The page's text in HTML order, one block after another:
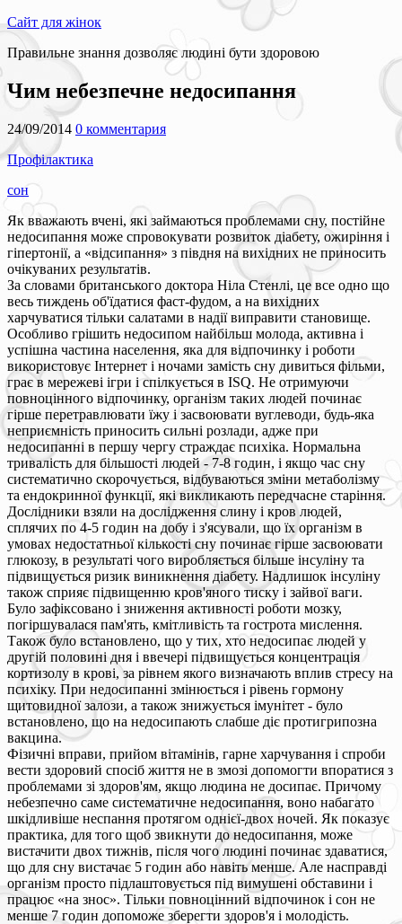
Сайт для жінок
Правильне знання дозволяє людині бути здоровою
Чим небезпечне недосипання
24/09/2014 0 комментария
Профілактика
сон
Як вважають вчені, які займаються проблемами сну, постійне
недосипання може спровокувати розвиток діабету, ожиріння і
гіпертонії, а «відсипання» з півдня на вихідних не приносить
очікуваних результатів.
За словами британського доктора Ніла Стенлі, це все одно що
весь тиждень об'їдатися фаст-фудом, а на вихідних
харчуватися тільки салатами в надії виправити становище.
Особливо грішить недосипом найбільш молода, активна і
успішна частина населення, яка для відпочинку і роботи
використовує Інтернет і ночами замість сну дивиться фільми,
грає в мережеві ігри і спілкується в ISQ. Не отримуючи
повноцінного відпочинку, організм таких людей починає
гірше перетравлювати їжу і засвоювати вуглеводи, будь-яка
неприємність приносить сильні розлади, адже при
недосипанні в першу чергу страждає психіка. Нормальна
тривалість для більшості людей - 7-8 годин, і якщо час сну
систематично скорочується, відбуваються зміни метаболізму
та ендокринної функції, які викликають передчасне старіння.
Дослідники взяли на дослідження слину і кров людей,
сплячих по 4-5 годин на добу і з'ясували, що їх організм в
умовах недостатньої кількості сну починає гірше засвоювати
глюкозу, в результаті чого виробляється більше інсуліну та
підвищується ризик виникнення діабету. Надлишок інсуліну
також сприяє підвищенню кров'яного тиску і зайвої ваги.
Було зафіксовано і зниження активності роботи мозку,
погіршувалася пам'ять, кмітливість та гострота мислення.
Також було встановлено, що у тих, хто недосипає людей у
другій половині дня і ввечері підвищується концентрація
кортизолу в крові, за рівнем якого визначають вплив стресу на
психіку. При недосипанні змінюється і рівень гормону
щитовидної залози, а також знижується імунітет - було
встановлено, що на недосипають слабше діє протигрипозна
вакцина.
Фізичні вправи, прийом вітамінів, гарне харчування і спроби
вести здоровий спосіб життя не в змозі допомогти впоратися з
проблемами зі здоров'ям, якщо людина не досипає. Причому
небезпечно саме систематичне недосипання, воно набагато
шкідливіше неспання протягом однієї-двох ночей. Як показує
практика, для того щоб звикнути до недосипання, може
вистачити двох тижнів, після чого людині починає здаватися,
що для сну вистачає 5 годин або навіть менше. Але насправді
організм просто підлаштовується під вимушені обставини і
працює «на знос». Тільки повноцінний відпочинок і сон не
менше 7 годин допоможе зберегти здоров'я і молодість.